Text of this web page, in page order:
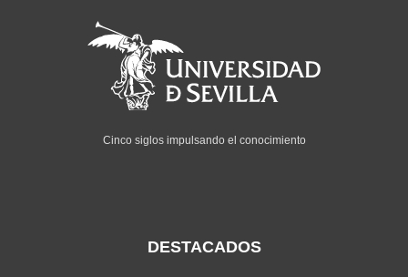
Cinco siglos impulsando el conocimiento
DESTACADOS